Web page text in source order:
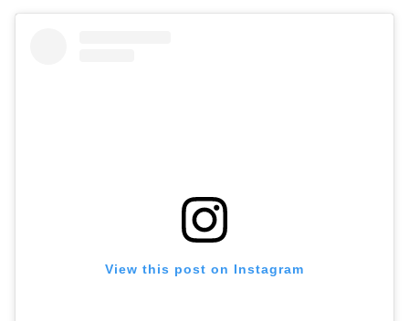
View this post on Instagram